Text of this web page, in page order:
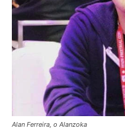
Alan Ferreira, o Alanzoka